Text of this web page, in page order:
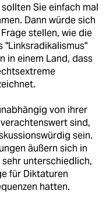
Sie einfach mal
Dann würde sich
stellen, wie die
"Linksradikalismus"
in einem Land, dass
von ihrer
sind,
sein.
äußern sich in
unterschiedlich,
für Diktaturen
hatten.